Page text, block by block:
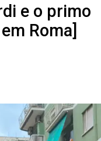
e o primo
Roma]